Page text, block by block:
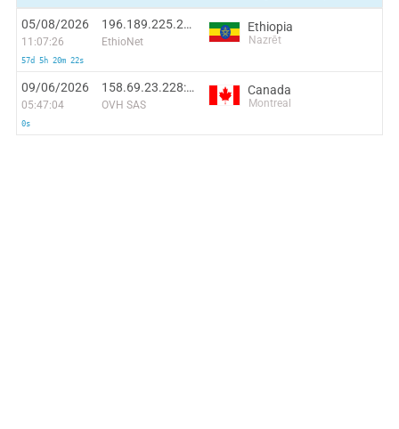
05/08/2026
11:07:26
57d 5h 20m 22s
196.189.225.213:22838
EthioNet
Ethiopia
Nazrēt
09/06/2026
05:47:04
0s
158.69.23.228:56992
OVH SAS
Canada
Montreal